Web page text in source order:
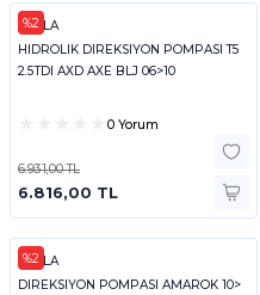
%2
HELLA
HIDROLIK DIREKSIYON POMPASI T5
2.5TDI AXD AXE BLJ 06>10
0 Yorum
6.931,00 TL
6.816,00 TL
%2
HELLA
DIREKSIYON POMPASI AMAROK 10>